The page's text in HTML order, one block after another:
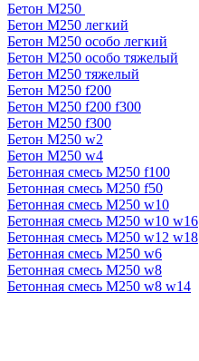
Бетон М250
Бетон М250 легкий
Бетон М250 особо легкий
Бетон М250 особо тяжелый
Бетон М250 тяжелый
Бетон М250 f200
Бетон М250 f200 f300
Бетон М250 f300
Бетон М250 w2
Бетон М250 w4
Бетонная смесь М250 f100
Бетонная смесь М250 f50
Бетонная смесь М250 w10
Бетонная смесь М250 w10 w16
Бетонная смесь М250 w12 w18
Бетонная смесь М250 w6
Бетонная смесь М250 w8
Бетонная смесь М250 w8 w14